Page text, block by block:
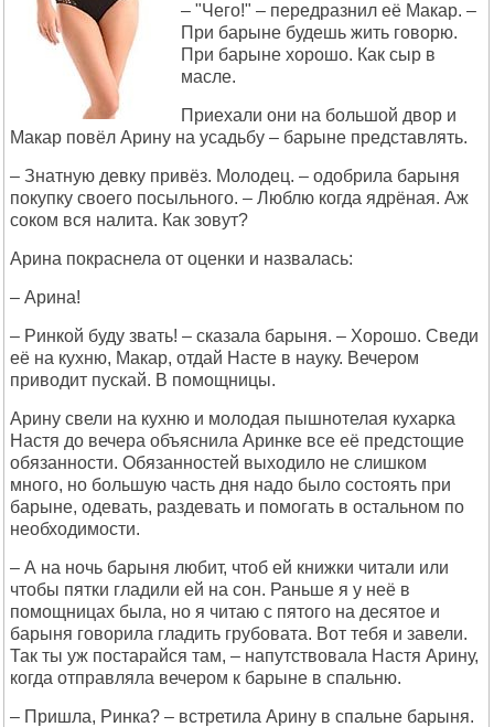
– "Чего!" – передразнил её Макар. –
При барыне будешь жить говорю.
При барыне хорошо. Как сыр в
масле.
Приехали они на большой двор и
Макар повёл Арину на усадьбу – барыне представлять.
– Знатную девку привёз. Молодец. – одобрила барыня
покупку своего посыльного. – Люблю когда ядрёная. Аж
соком вся налита. Как зовут?
Арина покраснела от оценки и назвалась:
– Арина!
– Ринкой буду звать! – сказала барыня. – Хорошо. Сведи
её на кухню, Макар, отдай Насте в науку. Вечером
приводит пускай. В помощницы.
Арину свели на кухню и молодая пышнотелая кухарка
Настя до вечера объяснила Аринке все её предстощие
обязанности. Обязанностей выходило не слишком
много, но большую часть дня надо было состоять при
барыне, одевать, раздевать и помогать в остальном по
необходимости.
– А на ночь барыня любит, чтоб ей книжки читали или
чтобы пятки гладили ей на сон. Раньше я у неё в
помощницах была, но я читаю с пятого на десятое и
барыня говорила гладить грубовата. Вот тебя и завели.
Так ты уж постарайся там, – напутствовала Настя Арину,
когда отправляла вечером к барыне в спальню.
– Пришла, Ринка? – встретила Арину в спальне барыня.